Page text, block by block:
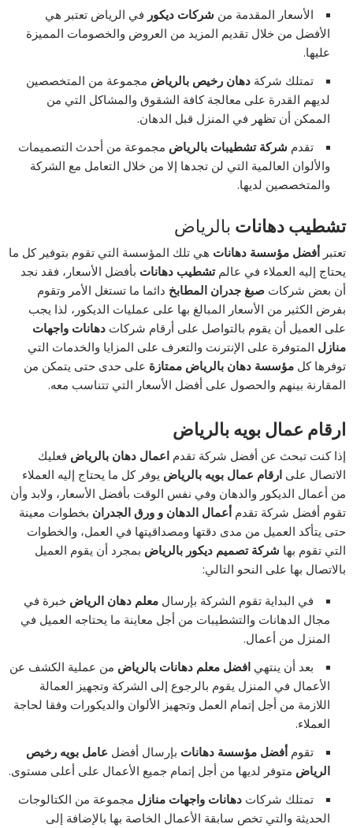
الأسعار المقدمة من شركات ديكور في الرياض تعتبر هي
الأفضل من خلال تقديم المزيد من العروض والخصومات المميزة
عليها.
تمتلك شركةدهان رخيص بالرياض مجموعة من المتخصصين
لديهم القدرة على معالجة كافة الشقوق والمشاكل التي من
الممكن أن تظهر في المنزل قبل الدهان.
تقدم شركة تشطيبات بالرياض مجموعة من أحدث التصميمات
والألوان العالمية التي لن تجدها إلا من خلال التعامل مع الشركة
والمتخصصين لديها.
تشطيب دهانات بالرياض
تعتبر أفضل مؤسسة دهانات هي تلك المؤسسة التي تقوم بتوفير كل ما
يحتاج إليه العملاء في عالمتشطيب دهانات بأفضل الأسعار، فقد نجد
أن بعض شركاتصبغ جدران المطابخ دائما ما تستغل الأمر وتقوم
بفرض الكثير من الأسعار المبالغ بها على عمليات الديكور، لذا يجب
على العميل أن يقوم بالتواصل على أرقام شركاتدهانات واجهات
منازل المتوفرة على الإنترنت والتعرف على المزايا والخدمات التي
توفرها كلمؤسسة دهان بالرياض ممتازة على حدى حتى يتمكن من
المقارنة بينهم والحصول على أفضل الأسعار التي تتناسب معه.
ارقام عمال بويه بالرياض
إذا كنت تبحث عن أفضل شركة تقدماعمال دهان بالرياض فعليك
الاتصال علىارقام عمال بويه بالرياض يوفر كل ما يحتاج إليه العملاء
من أعمال الديكور والدهان وفي نفس الوقت بأفضل الأسعار، ولابد وأن
تقوم أفضل شركة تقدمأعمال الدهان و ورق الجدران بخطوات معينة
حتى يتأكد العميل من مدى دقتها ومصداقيتها في العمل، والخطوات
التي تقوم بها شركة تصميم ديكور بالرياض بمجرد أن يقوم العميل
بالاتصال بها على النحو التالي:
في البداية تقوم الشركة بإرسالمعلم دهان الرياض خبرة في
مجال الدهانات والتشطيبات من أجل معاينة ما يحتاجه العميل في
المنزل من أعمال.
بعد أن ينتهيافضل معلم دهانات بالرياض من عملية الكشف عن
الأعمال في المنزل يقوم بالرجوع إلى الشركة وتجهيز العمالة
اللازمة من أجل إتمام العمل وتجهيز الألوان والديكورات وفقا لحاجة
العملاء.
تقومأفضل مؤسسة دهانات بإرسال أفضل عامل بويه رخيص
الرياض متوفر لديها من أجل إتمام جميع الأعمال على أعلى مستوى.
تمتلك شركاتدهانات واجهات منازل مجموعة من الكتالوجات
الحديثة والتي تخص سابقة الأعمال الخاصة بها بالإضافة إلى